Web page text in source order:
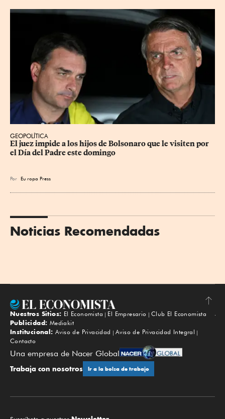
GEOPOLÍTICA
El juez impide a los hijos de Bolsonaro que le visiten por
el Día del Padre este domingo
Por Eu ropa Press
Noticias Recomendadas
Subir
Nuestros Sitios: El Economista El Empresario
Club El Economista
Publicidad: Mediakit
Institucional: Aviso de Privacidad
Aviso de Privacidad Integral
Contacto
Una empresa de Nacer Global
Trabaja con nosotros Ir a la bolsa de trabajo